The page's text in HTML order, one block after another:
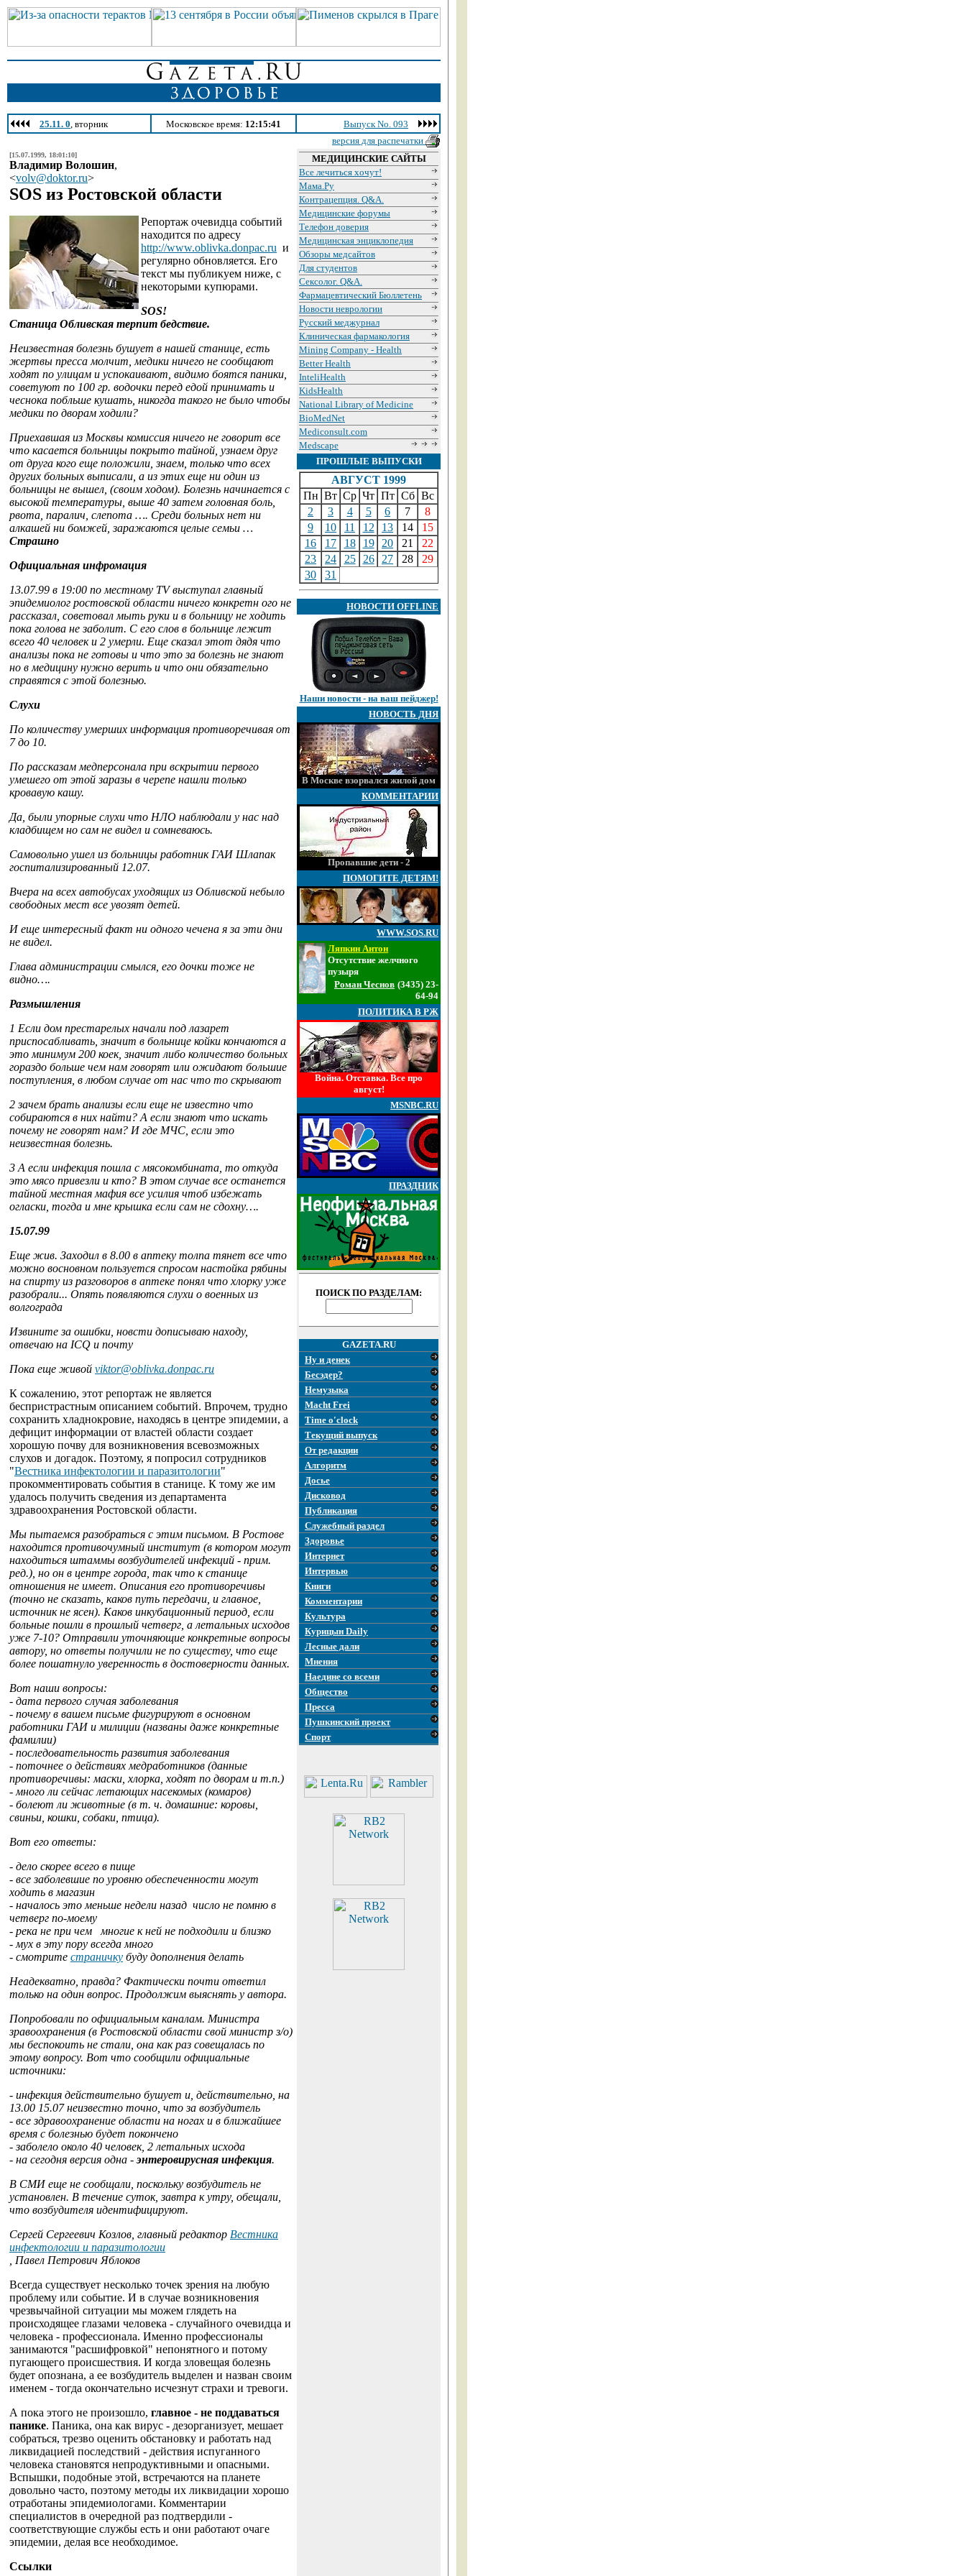
25.11. 0, вторник Московское время: 12:15:41
Выпуск No. 093
версия для распечатки
[15.07.1999, 18:01:10]
Владимир Волошин,
<volv@doktor.ru>
SOS из Ростовской области
Репортаж очевидца событий
находится по адресу
http://www.oblivka.donpac.ru и
регулярно обновляется. Его
текст мы публикуем ниже, с
некоторыми купюрами.
SOS!
Станица Обливская терпит бедствие.
Неизвестная болезнь бушует в нашей станице, есть
жертвы пресса молчит, медики ничего не сообщают
ходят по улицам и успокаивают, видимо боятся паники,
советуют по 100 гр. водочки перед едой принимать и
чеснока побльше кушать, никогда такого не было чтобы
медики по дворам ходили?
Приехавшая из Москвы комиссия ничего не говорит все
что касается больницы покрыто тайной, узнаем друг
от друга кого еще положили, знаем, только что всех
других больных выписали, а из этих еще ни один из
больницы не вышел, (своим ходом). Болезнь начинается с
высокой температуры, выше 40 затем головная боль,
рвота, паралич, слепота …. Среди больных нет ни
алкашей ни бомжей, заражаются целые семьи …
Страшно
Официальная инфромация
13.07.99 в 19:00 по местному TV выступал главный
эпидемиолог ростовской области ничего конкретн ого не
рассказал, советовал мыть руки и в больницу не ходить
пока голова не заболит. C его слов в больнице лежит
всего 40 человек и 2 умерли. Еще сказал этот дядя что
анализы пока не готовы и что это за болезнь не знают
но в медицину нужно верить и что они обязательно
справятся c этой болезнью.
Слухи
По количеству умерших информация противоречивая от
7 до 10.
По рассказам медперсонала при вскрытии первого
умешего от этой заразы в черепе нашли только
кровавую кашу.
Да, были упорные слухи что НЛО наблюдали у нас над
кладбищем но сам не видел и сомневаюсь.
Самовольно ушел из больницы работник ГАИ Шлапак
госпитализированный 12.07.
Вчера на всех автобусах уходящих из Обливской небыло
свободных мест все увозят детей.
И еще интересный факт ни одного чечена я за эти дни
не видел.
Глава администрации смылся, его дочки тоже не
видно….
Размышления
1 Если дом престарелых начали под лазарет
приспосабливать, значит в больнице койки кончаются а
это минимум 200 коек, значит либо количество больных
гораздо больше чем нам говорят или ожидают большие
поступления, в любом случае от нас что то скрывают
2 зачем брать анализы если еще не известно что
cобираются в них найти? А если знают что искать
почему не говорят нам? И где МЧС, если это
неизвестная болезнь.
3 А если инфекция пошла с мясокомбината, то откуда
это мясо привезли и кто? В этом случае все останется
тайной местная мафия все усилия чтоб избежать
огласки, тогда и мне крышка если сам не сдохну….
15.07.99
Еще жив. Заходил в 8.00 в аптеку толпа тянет все что
можно восновном пользуется спросом настойка рябины
на спирту из разговоров в аптеке понял что хлорку уже
разобрали... Опять появляются слухи о военных из
волгограда
Извините за ошибки, новсти дописываю находу,
отвечаю на ICQ и почту
Пока еще живой viktor@oblivka.donpac.ru
К сожалению, этот репортаж не является
беспристрастным описанием событий. Впрочем, трудно
сохранить хладнокровие, находясь в центре эпидемии, а
дефицит информации от властей области создает
хорошую почву для возникновения всевозможных
слухов и догадок. Поэтому, я попросил сотрудников
"Вестника инфектологии и паразитологии"
прокомментировать события в станице. К тому же им
удалось получить сведения из департамента
здравоохранения Ростовской области.
Мы пытаемся разобраться с этим письмом. В Ростове
находится противочумный институт (в котором могут
находиться штаммы возбудителей инфекций - прим.
ред.), но он в центре города, так что к станице
отношения не имеет. Описания его противоречивы
(точно не сказать, каков путь передачи, и главное,
источник не ясен). Каков инкубационный период, если
больные пошли в прошлый четверг, а летальных исходов
уже 7-10? Отправили уточняющие конкретные вопросы
автору, но ответы получили не по существу, что еще
более пошатнуло уверенность в достоверности данных.
Вот наши вопросы:
- дата первого случая заболевания
- почему в вашем письме фигурируют в основном
работники ГАИ и милиции (названы даже конкретные
фамилии)
- последовательность развития заболевания
- поточнее о действиях медработников (данные
противоречивы: маски, хлорка, ходят по дворам и т.п.)
- много ли сейчас летающих насекомых (комаров)
- болеют ли животные (в т. ч. домашние: коровы,
свиньи, кошки, собаки, птица).
Вот его ответы:
- дело скорее всего в пище
- все заболевшие по уровню обеспеченности могут
ходить в магазин
- началось это меньше недели назад число не помню в
четверг по-моему
- река не при чем многие к ней не подходили и близко
- мух в эту пору всегда много
- смотрите страничку буду дополнения делать
Неадекватно, правда? Фактически почти ответил
только на один вопрос. Продолжим выяснять у автора.
Попробовали по официальным каналам. Министра
зравоохранения (в Ростовской области свой министр з/о)
мы беспокоить не стали, она как раз совещалась по
этому вопросу. Вот что сообщили официальные
источники:
- инфекция действительно бушует и, действительно, на
13.00 15.07 неизвестно точно, что за возбудитель
- все здравоохранение области на ногах и в ближайшее
время с болезнью будет покончено
- заболело около 40 человек, 2 летальных исхода
- на сегодня версия одна -энтеровирусная инфекция.
В СМИ еще не сообщали, поскольку возбудитель не
установлен. В течение суток, завтра к утру, обещали,
что возбудителя идентифицируют.
Сергей Сергеевич Козлов, главный редактор Вестника
инфектологии и паразитологии
, Павел Петрович Яблоков
Всегда существует несколько точек зрения на любую
проблему или событие. И в случае возникновения
чрезвычайной ситуации мы можем глядеть на
происходящее глазами человека - случайного очевидца и
человека - профессионала. Именно профессионалы
занимаются "расшифровкой" непонятного и потому
пугающего происшествия. И когда зловещая болезнь
будет опознана, а ее возбудитель выделен и назван своим
именем - тогда окончательно исчезнут страхи и тревоги.
А пока этого не произошло, главное - не поддаваться
панике. Паника, она как вирус - дезорганизует, мешает
собраться, трезво оценить обстановку и работать над
ликвидацией последствий - действия испуганного
человека становятся непродуктивными и опасными.
Вспышки, подобные этой, встречаются на планете
довольно часто, поэтому методы их ликвидации хорошо
отработаны эпидемиологами. Комментарии
специалистов в очередной раз подтвердили -
соответствующие службы есть и они работают очаге
эпидемии, делая все необходимое.
Ссылки
МЕДИЦИНСКИЕ САЙТЫ
Все лечиться хочут!
Мама.Ру
Контрацепция. Q&A.
Медицинские форумы
Телефон доверия
Медицинская энциклопедия
Обзоры медсайтов
Для студентов
Сексолог. Q&A.
Фармацевтический Бюллетень
Новости неврологии
Русский меджурнал
Клиническая фармакология
Mining Company - Health
Better Health
InteliHealth
KidsHealth
National Library of Medicine
BioMedNet
Mediconsult.com
Medscape
ПРОШЛЫЕ ВЫПУСКИ
АВГУСТ 1999
Пн Вт Ср Чт Пт Сб Вс
2
3 4 5 6 7
8
9
10 11 12 13 14
15
16
17 18 19 20 21
22
23
24 25 26 27 28
29
30
31
НОВОСТИ OFFLINE
Наши новости - на ваш пейджер!
НОВОСТЬ ДНЯ
В Москве взорвался жилой дом
КОММЕНТАРИИ
Пропавшие дети - 2
ПОМОГИТЕ ДЕТЯМ!
WWW.SOS.RU
Ляпкин Антон
Отсутствие желчного
пузыря
Роман Чеснов (3435) 23-
64-94
ПОЛИТИКА В РЖ
Война. Отставка. Все про
август!
MSNBC.RU
ПРАЗДНИК
ПОИСК ПО РАЗДЕЛАМ:
GAZETA.RU
Ну и денек
Бесэдер?
Немузыка
Macht Frei
Time o'clock
Текущий выпуск
От редакции
Алгоритм
Досье
Дисковод
Публикация
Служебный раздел
Здоровье
Интернет
Интервью
Книги
Комментарии
Культура
Курицын Daily
Лесные дали
Мнения
Наедине со всеми
Общество
Пресса
Пушкинский проект
Спорт